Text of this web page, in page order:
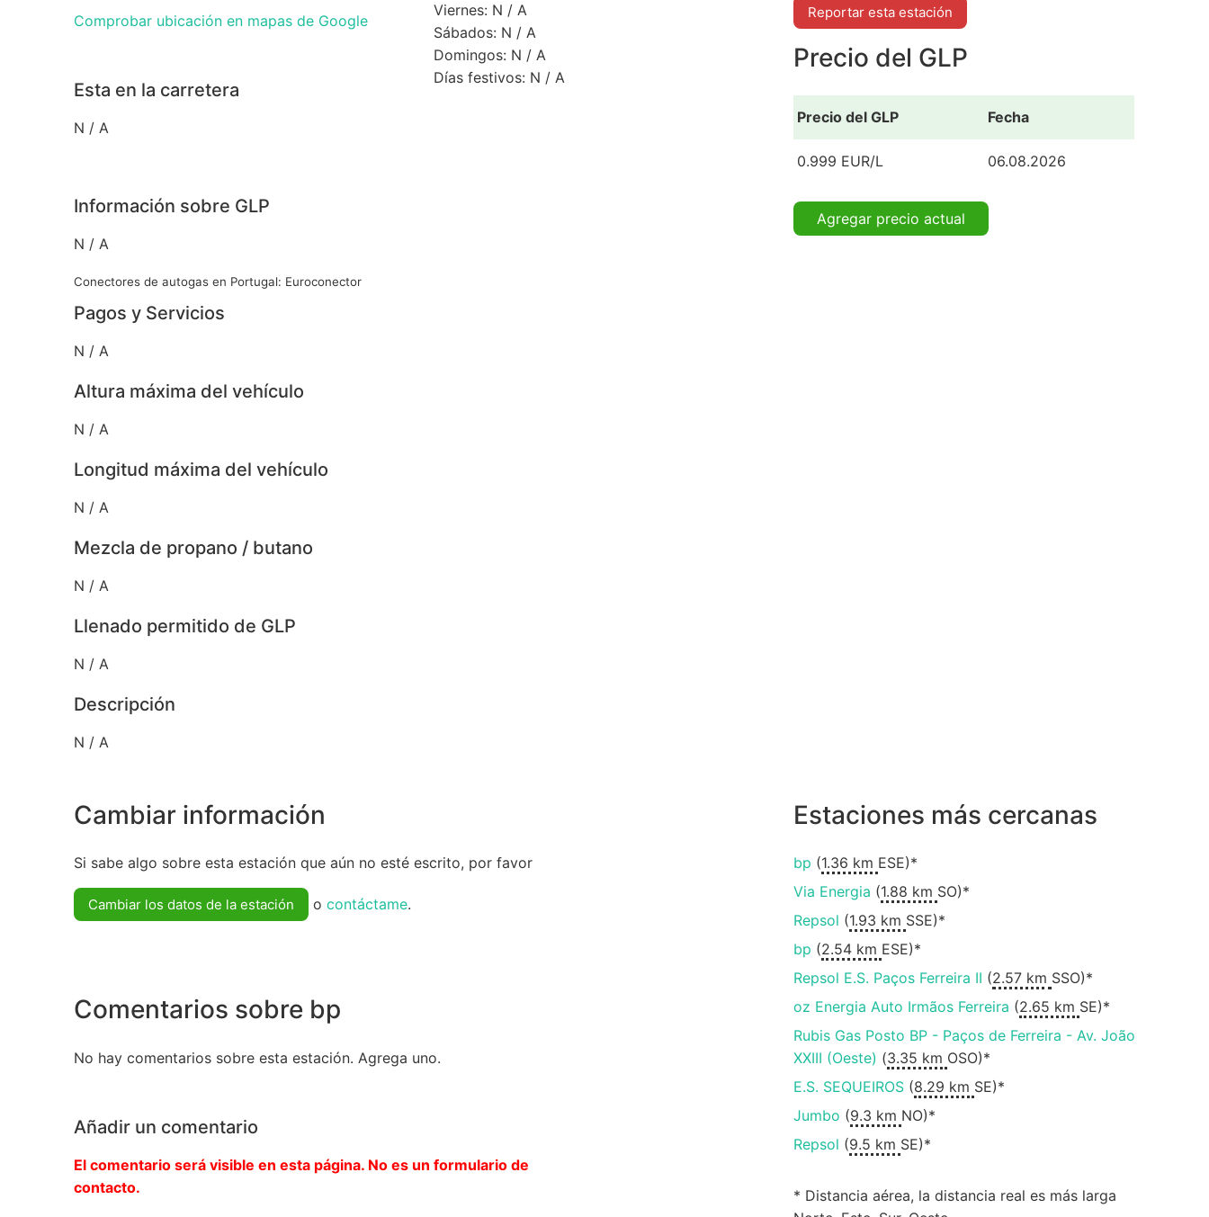
Comprobar ubicación en mapas de Google
Esta en la carretera
N / A
Viernes: N / A
Sábados: N / A
Domingos: N / A
Días festivos: N / A
Información sobre GLP
N / A
Conectores de autogas en Portugal: Euroconector
Pagos y Servicios
N / A
Altura máxima del vehículo
N / A
Longitud máxima del vehículo
N / A
Mezcla de propano / butano
N / A
Llenado permitido de GLP
N / A
Descripción
N / A
Reportar esta estación
Precio del GLP
Precio del GLP Fecha
0.999 EUR/L 06.08.2026
Agregar precio actual
Cambiar información
Si sabe algo sobre esta estación que aún no esté escrito, por favor
Cambiar los datos de la estación o contáctame.
Comentarios sobre bp
No hay comentarios sobre esta estación. Agrega uno.
Añadir un comentario
El comentario será visible en esta página. No es un formulario de
contacto.
Estaciones más cercanas
bp (1.36 km ESE)*
Via Energia (1.88 km SO)*
Repsol (1.93 km SSE)*
bp (2.54 km ESE)*
Repsol E.S. Paços Ferreira II (2.57 km SSO)*
oz Energia Auto Irmãos Ferreira (2.65 km SE)*
Rubis Gas Posto BP - Paços de Ferreira - Av. João
XXIII (Oeste) (3.35 km OSO)*
E.S. SEQUEIROS(8.29 km SE)*
Jumbo (9.3 km NO)*
Repsol (9.5 km SE)*
* Distancia aérea, la distancia real es más larga